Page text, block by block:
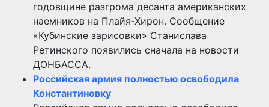
годовщине разгрома десанта американских
наемников на Плайя-Хирон. Сообщение
«Кубинские зарисовки» Станислава
Ретинского появились сначала на новости
ДОНБАССА.
Российская армия полностью освободила
Константиновку